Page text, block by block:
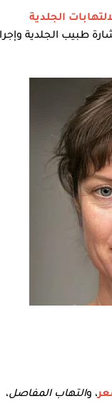
الجلدية
طبيب الجلدية
، والتهاب المفاصل،